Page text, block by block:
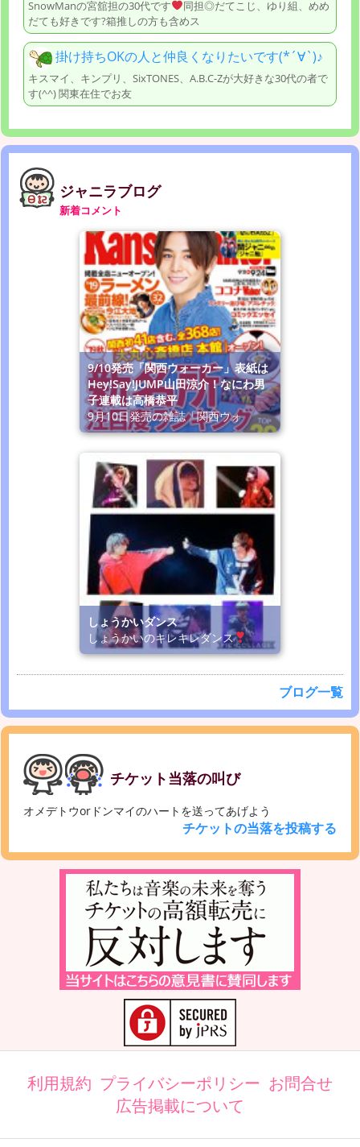
SnowManの宮舘担の30代です
同担◎だてこじ、ゆり組、めめ
だても好きです?箱推しの方も含めス
掛け持ちOKの人と仲良くなりたいです(*´∀`)♪
キスマイ、キンプリ、SixTONES、A.B.C-Zが大好きな30代の者で
す(^^) 関東在住でお友
ジャニラブログ
新着コメント
9/10発売「関西ウォーカー」表紙は
Hey!Say!JUMP山田涼介！なにわ男
子連載は高橋恭平
9月10日発売の雑誌「関西ウォ
しょうかいダンス
しょうかいのキレキレダンス
ブログ一覧
チケット当落の叫び
オメデトウorドンマイのハートを送ってあげよう
チケットの当落を投稿する
利用規約 プライバシーポリシー お問合せ
広告掲載について